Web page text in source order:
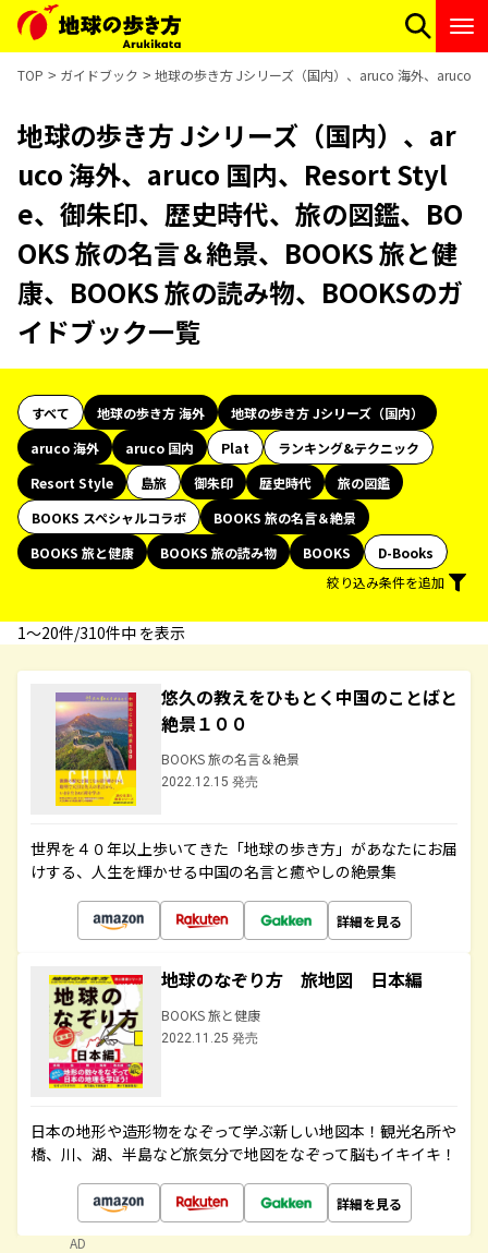
TOP ガイドブック 地球の歩き方 Jシリーズ（国内）、aruco 海外、aruco
地球の歩き方 Jシリーズ（国内）、ar
uco 海外、aruco 国内、Resort Styl
e、御朱印、歴史時代、旅の図鑑、BO
OKS 旅の名言＆絶景、BOOKS 旅と健
康、BOOKS 旅の読み物、BOOKSのガ
イドブック一覧
すべて 地球の歩き方 海外
地球の歩き方 Jシリーズ（国内）
aruco 海外
aruco 国内 Plat
ランキング&テクニック
Resort Style
島旅 御朱印 歴史時代
旅の図鑑
BOOKS スペシャルコラボ
BOOKS 旅の名言＆絶景
BOOKS 旅と健康
BOOKS 旅の読み物 BOOKS
D-Books
絞り込み条件を追加
1〜20件/310件中 を表示
悠久の教えをひもとく中国のことばと
絶景１００
BOOKS 旅の名言＆絶景
2022.12.15 発売
世界を４０年以上歩いてきた「地球の歩き方」があなたにお届
けする、人生を輝かせる中国の名言と癒やしの絶景集
詳細を見る
地球のなぞり方 旅地図 日本編
BOOKS 旅と健康
2022.11.25 発売
日本の地形や造形物をなぞって学ぶ新しい地図本！観光名所や
橋、川、湖、半島など旅気分で地図をなぞって脳もイキイキ！
詳細を見る
AD